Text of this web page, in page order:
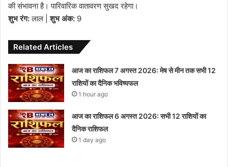
की संभावना है। पारिवारिक वातावरण सुखद रहेगा।
शुभ रंग:लाल |शुभ अंक: 9
Related Articles
आज का राशिफल 7 अगस्त 2026: मेष से मीन तक सभी 12
राशियों का दैनिक भविष्यफल
1 hour ago
आज का राशिफल 6 अगस्त 2026: सभी 12 राशियों का
दैनिक राशिफल
1 day ago